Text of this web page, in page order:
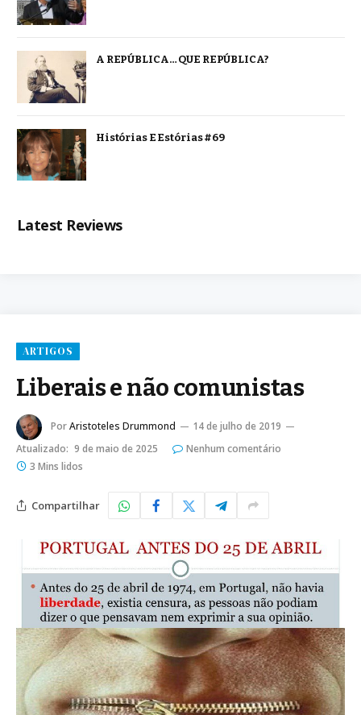
A REPÚBLICA… QUE REPÚBLICA?
Histórias E Estórias #69
Latest Reviews
ARTIGOS
Liberais e não comunistas
PorAristoteles Drummond
14 de julho de 2019
Atualizado: 9 de maio de 2025
Nenhum comentário
3 Mins lidos
Compartilhar